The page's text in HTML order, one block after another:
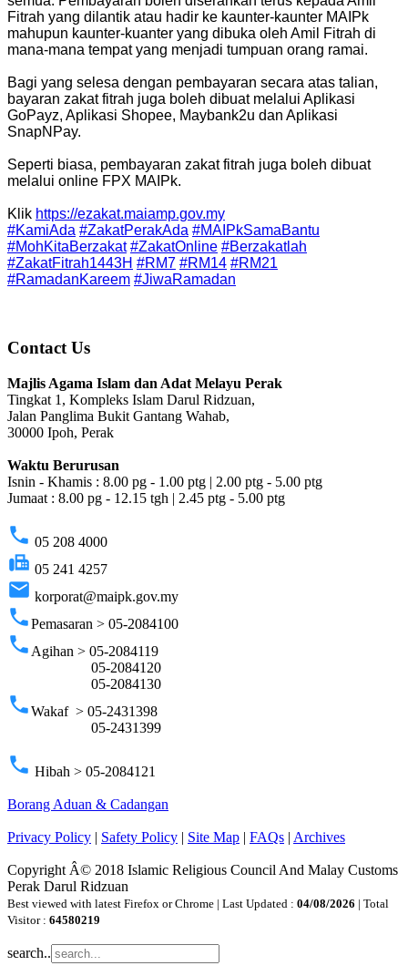
Fitrah yang dilantik atau hadir ke kaunter-kaunter MAIPk
mahupun kaunter-kuanter yang dibuka oleh Amil Fitrah di
mana-mana tempat yang menjadi tumpuan orang ramai.
Bagi yang selesa dengan pembayaran secara atas talian,
bayaran zakat fitrah juga boleh dibuat melalui Aplikasi
GoPayz, Aplikasi Shopee, Maybank2u dan Aplikasi
SnapNPay.
Seperti biasa, pembayaran zakat fitrah juga boleh dibuat
melalui online FPX MAIPk.
Klik https://ezakat.maiamp.gov.my
#KamiAda #ZakatPerakAda #MAIPkSamaBantu
#MohKitaBerzakat #ZakatOnline #Berzakatlah
#ZakatFitrah1443H #RM7 #RM14 #RM21
#RamadanKareem #JiwaRamadan
Contact Us
Majlis Agama Islam dan Adat Melayu Perak
Tingkat 1, Kompleks Islam Darul Ridzuan,
Jalan Panglima Bukit Gantang Wahab,
30000 Ipoh, Perak
Waktu Berurusan
Isnin - Khamis : 8.00 pg - 1.00 ptg | 2.00 ptg - 5.00 ptg
Jumaat : 8.00 pg - 12.15 tgh | 2.45 ptg - 5.00 ptg
phone 05 208 4000
fax 05 241 4257
email korporat@maipk.gov.my
phonePemasaran > 05-2084100
phone Agihan > 05-2084119
05-2084120
05-2084130
phoneWakaf > 05-2431398
05-2431399
phone Hibah > 05-2084121
Borang Aduan & Cadangan
Privacy Policy | Safety Policy | Site Map | FAQs | Archives
Copyright Â© 2018 Islamic Religious Council And Malay Customs
Perak Darul Ridzuan
Best viewed with latest Firefox or Chrome | Last Updated : 04/08/2026 | Total
Visitor : 64580219
search..